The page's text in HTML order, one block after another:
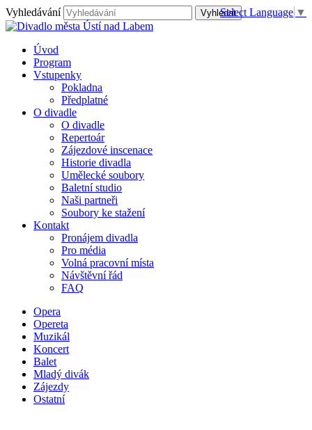
Vyhledávání
Úvod
Program
Vstupenky
Pokladna
Předplatné
O divadle
O divadle
Repertoár
Zájezdové inscenace
Historie divadla
Umělecké soubory
Baletní studio
Naši partneři
Soubory ke stažení
Kontakt
Pronájem divadla
Pro média
Volná pracovní místa
Návštěvní řád
FAQ
Select Language ▼
Opera
Opereta
Muzikál
Koncert
Balet
Mladý divák
Zájezdy
Ostatní